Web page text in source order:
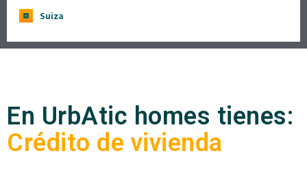
Suiza
En UrbAtic homes tienes:
Crédito de vivienda